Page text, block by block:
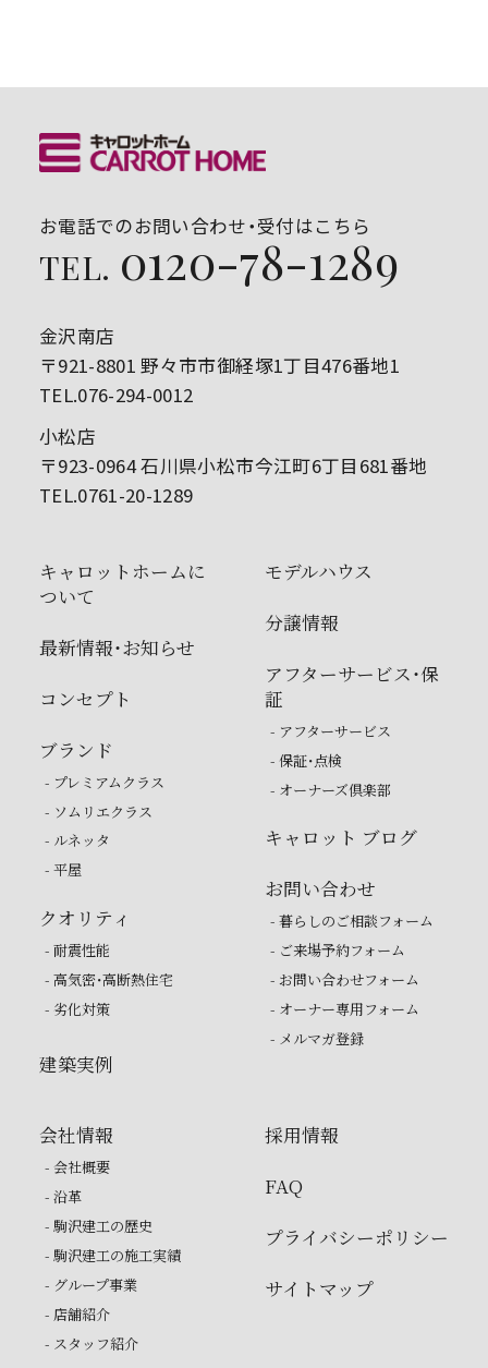
お電話でのお問い合わせ・受付はこちら
TEL. 0120-78-1289
金沢南店
〒921-8801 野々市市御経塚1丁目476番地1
TEL.076-294-0012
小松店
〒923-0964 石川県小松市今江町6丁目681番地
TEL.0761-20-1289
キャロットホームに
ついて
最新情報・お知らせ
コンセプト
ブランド
- プレミアムクラス
- ソムリエクラス
- ルネッタ
- 平屋
クオリティ
- 耐震性能
- 高気密・高断熱住宅
- 劣化対策
建築実例
モデルハウス
分譲情報
アフターサービス・保
証
- アフターサービス
- 保証・点検
- オーナーズ倶楽部
キャロット ブログ
お問い合わせ
- 暮らしのご相談フォーム
- ご来場予約フォーム
- お問い合わせフォーム
- オーナー専用フォーム
- メルマガ登録
会社情報
- 会社概要
- 沿革
- 駒沢建工の歴史
- 駒沢建工の施工実績
- グループ事業
- 店舗紹介
- スタッフ紹介
採用情報
FAQ
プライバシーポリシー
サイトマップ